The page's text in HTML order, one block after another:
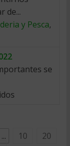
de...
y Pesca,
se
... 10
20